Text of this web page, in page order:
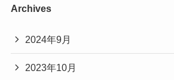
Archives
2024年9月
2023年10月